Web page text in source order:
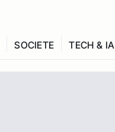
SOCIETE TECH & IA